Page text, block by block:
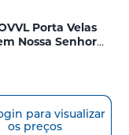
Porta Velas
Nossa Senhora
para visualizar
os preços